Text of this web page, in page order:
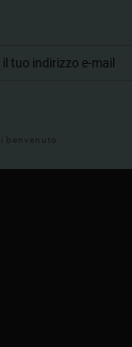
benvenuto